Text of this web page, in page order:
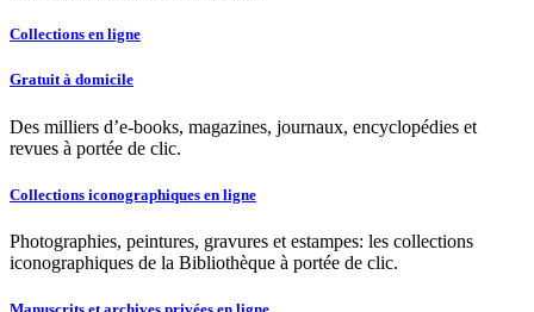
Collections en ligne
Gratuit à domicile
Des milliers d’e-books, magazines, journaux, encyclopédies et
revues à portée de clic.
Collections iconographiques en ligne
Photographies, peintures, gravures et estampes: les collections
iconographiques de la Bibliothèque à portée de clic.